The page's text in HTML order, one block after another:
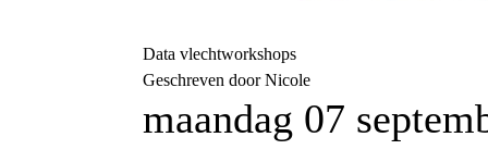
Data vlechtworkshops
Geschreven door Nicole
maandag 07